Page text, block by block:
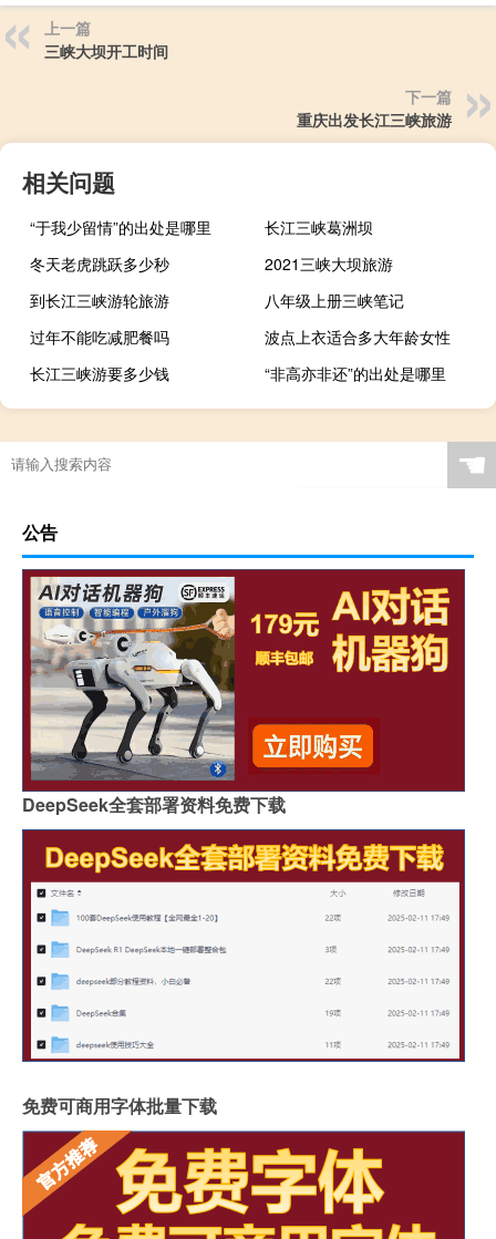
上一篇
三峡大坝开工时间
下一篇
重庆出发长江三峡旅游
相关问题
“于我少留情”的出处是哪里
长江三峡葛洲坝
冬天老虎跳跃多少秒
2021三峡大坝旅游
到长江三峡游轮旅游
八年级上册三峡笔记
过年不能吃减肥餐吗
波点上衣适合多大年龄女性
长江三峡游要多少钱
“非高亦非还”的出处是哪里
☚
公告
DeepSeek全套部署资料免费下载
免费可商用字体批量下载